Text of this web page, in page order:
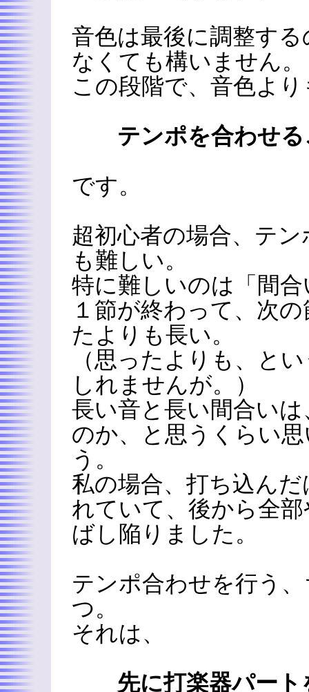
音色は最後に調整す
なくても構いません。
この段階で、音色よ
テンポを合わせる
です。
超初心者の場合、テ
も難しい。
特に難しいのは「間
１節が終わって、次
たよりも長い。
（思ったよりも、と
しれませんが。）
長い音と長い間合い
のか、と思うくらい
う。
私の場合、打ち込ん
れていて、後から全
ばし陥りました。
テンポ合わせを行う
つ。
それは、
先に打楽器パート